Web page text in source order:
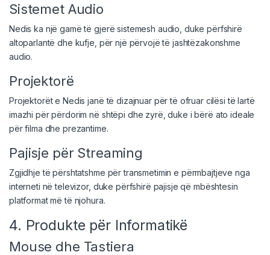
Sistemet Audio
Nedis ka një gamë të gjerë sistemesh audio, duke përfshirë
altoparlantë dhe kufje, për një përvojë të jashtëzakonshme
audio.
Projektorë
Projektorët e Nedis janë të dizajnuar për të ofruar cilësi të lartë
imazhi për përdorim në shtëpi dhe zyrë, duke i bërë ato ideale
për filma dhe prezantime.
Pajisje për Streaming
Zgjidhje të përshtatshme për transmetimin e përmbajtjeve nga
interneti në televizor, duke përfshirë pajisje që mbështesin
platformat më të njohura.
4. Produkte për Informatikë
Mouse dhe Tastiera